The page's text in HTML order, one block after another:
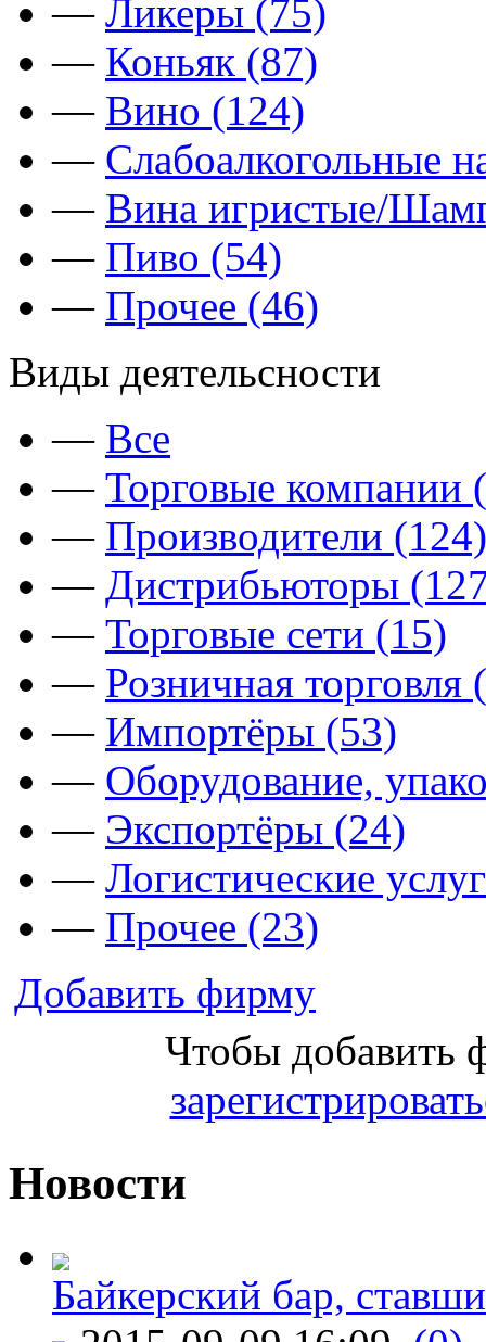
— Ликеры (75)
— Коньяк (87)
— Вино (124)
— Слабоалкогольные
— Вина игристые/
— Пиво (54)
— Прочее (46)
Виды деятельсности
— Все
— Торговые компании
— Производители (124)
— Дистрибьюторы
— Торговые сети (15)
— Розничная торговля
— Импортёры (53)
— Оборудование,
— Экспортёры (24)
— Логистические
— Прочее (23)
Добавить фирму
Чтобы добавить
Новости
Байкерский бар,